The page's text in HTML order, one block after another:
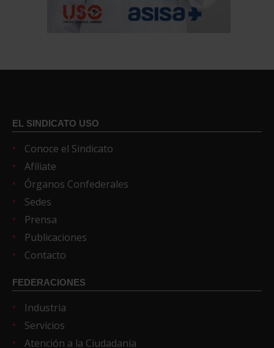
EL SINDICATO USO
Conoce el Sindicato
Afíliate
Órganos Confederales
Sedes
Prensa
Publicaciones
Contacto
FEDERACIONES
Industria
Servicios
Atención a la Ciudadanía